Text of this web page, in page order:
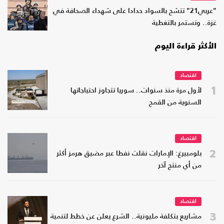
"عربي21" تتشح بالسواد حدادا على شهداء الصحافة في
غزة.. وتستمر بالتغطية
الأكثر قراءة اليوم
1
اقتصاد
لأول مرة منذ سنوات.. سوريا تتجاوز احتياجاتها
السنوية من القمح
2
اقتصاد
بلومبيرغ: الإمارات نقلت نفطا عبر مضيق هرمز أكثر
من أي منتج آخر
3
اقتصاد
مشاريع بتكلفة مليونية.. الشرع يعلن عن خطط لتنمية